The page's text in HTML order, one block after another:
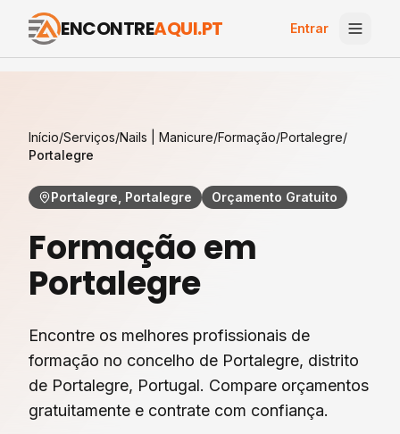
ENCONTREAQUI.PT Entrar
Início/Serviços/Nails | Manicure/Formação/Portalegre/
Portalegre
Portalegre, Portalegre Orçamento Gratuito
Formaçãoem
Portalegre
Encontre os melhores profissionais de
formação no concelho de Portalegre, distrito
de Portalegre, Portugal. Compare orçamentos
gratuitamente e contrate com confiança.